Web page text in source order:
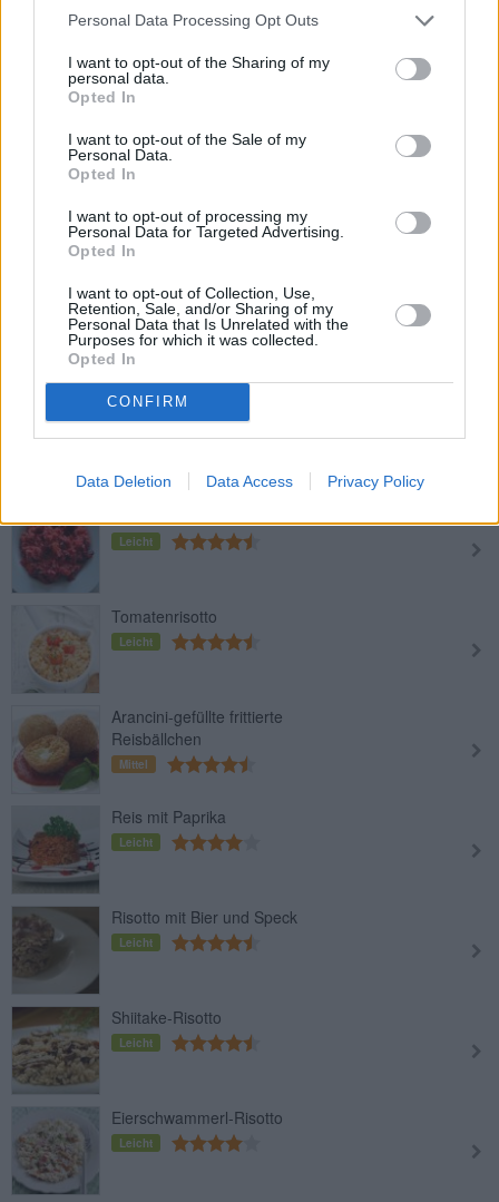
Personal Data Processing Opt Outs
I want to opt-out of the Sharing of my
personal data.
Opted In
I want to opt-out of the Sale of my
Personal Data.
Opted In
I want to opt-out of processing my
Personal Data for Targeted Advertising.
Opted In
I want to opt-out of Collection, Use,
Retention, Sale, and/or Sharing of my
Personal Data that Is Unrelated with the
Purposes for which it was collected.
Opted In
CONFIRM
Data Deletion Data Access Privacy Policy
Spinat-Risotto
Leicht
Pilz-Risotto
Leicht
Kürbisrisotto mit karamellisierten
Walnüssen
Leicht
Feigen-Risotto mit Gorgonzola
Leicht
Leicht
Tomatenrisotto
Leicht
Arancini-gefüllte frittierte
Reisbällchen
Mittel
Reis mit Paprika
Leicht
Risotto mit Bier und Speck
Leicht
Shiitake-Risotto
Leicht
Eierschwammerl-Risotto
Leicht